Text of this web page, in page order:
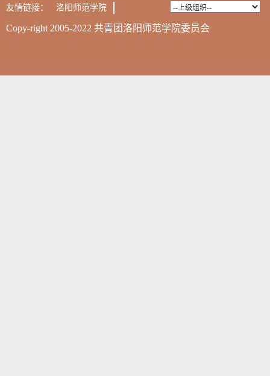
友情链接： 洛阳师范学院
Copy-right 2005-2022 共青团洛阳师范学院委员会